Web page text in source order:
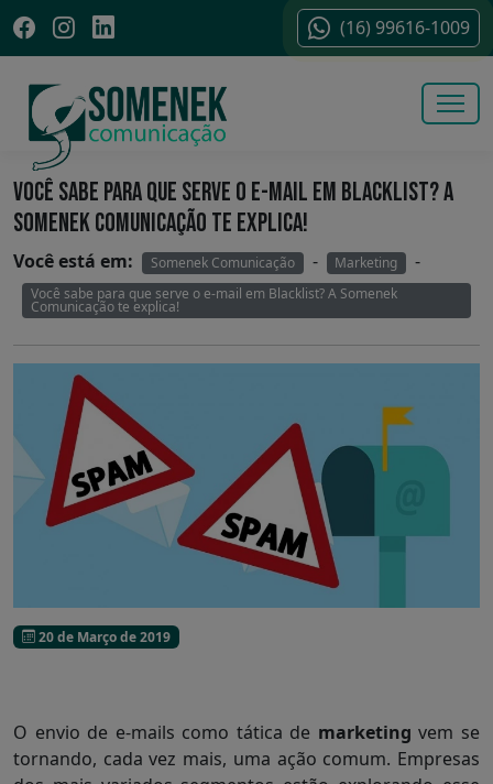
(16) 99616-1009
VOCÊ SABE PARA QUE SERVE O E-MAIL EM BLACKLIST? A
SOMENEK COMUNICAÇÃO TE EXPLICA!
Você está em: Somenek Comunicação - Marketing -
Você sabe para que serve o e-mail em Blacklist? A Somenek
Comunicação te explica!
20 de Março de 2019
O envio de e-mails como tática de marketing vem se
tornando, cada vez mais, uma ação comum. Empresas